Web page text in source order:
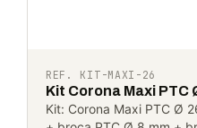
REF. KIT-MAXI-26
Kit Corona Maxi PTC
Kit: Corona Maxi PTC Ø